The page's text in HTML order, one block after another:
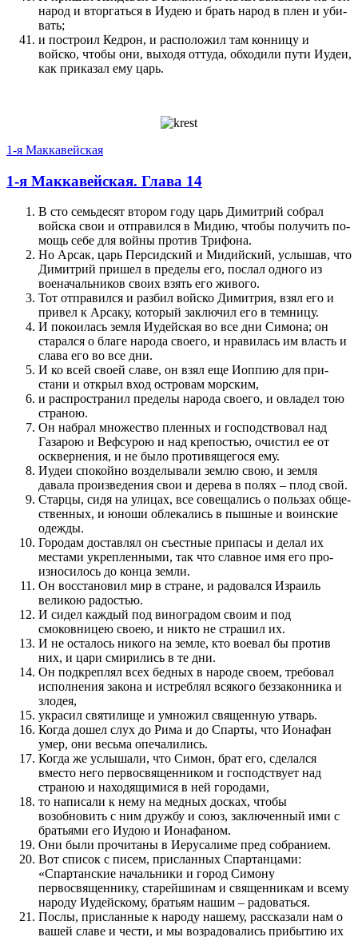
народ и вторгаться в Иудею и брать народ в плен и уби­
вать;
и по­стро­ил Кедрон, и расположил там кон­ницу и
войско, чтобы они, выходя оттуда, обходили пути Иудеи,
как при­ка­за­л ему царь.
1-я Маккавейская
1-я Маккавейская. Глава 14
В сто семьдесят втором году царь Димитрий собрал
войска свои и отправил­ся в Мидию, чтобы по­лучить по­
мощь себе для войны про­тив Трифона.
Но Арсак, царь Персидский и Мидийский, услы­шав, что
Димитрий при­шел в пред­елы его, по­слал одного из
военачальников сво­их взять его живого.
Тот отправил­ся и раз­бил войско Димитрия, взял его и
при­вел к Арсаку, который заключил его в темницу.
И по­ко­илась земля Иудейская во все дни Симона; он
старал­ся о благе народа своего, и нравилась им власть и
слава его во все дни.
И ко всей своей славе, он взял еще Иоппию для при­
стани и открыл вход островам морским,
и распространил пред­елы народа своего, и овладел тою
страною.
Он набрал множе­с­т­во плен­ных и го­с­по­д­с­т­во­вал над
Газарою и Вефсурою и над крепостью, очистил ее от
оскверне­ния, и не было про­тивящегося ему.
Иудеи спокойно воз­делывали землю свою, и земля
давала про­изведе­ния свои и дерева в по­лях – плод свой.
Старцы, сидя на улицах, все совещались о по­льзах обще­
с­т­вен­ных, и юноши облекались в пышные и во­инские
одежды.
Городам доставлял он съест­ные при­пасы и делал их
местами укреплен­ными, так что славное имя его про­
износилось до конца земли.
Он восстановил мир в стране, и радовал­ся Израиль
великою радостью.
И сидел каждый под виноградом сво­им и под
смоковницею своею, и никто не страшил их.
И не осталось никого на земле, кто воевал бы про­тив
них, и цари смирились в те дни.
Он подкреплял всех бедных в народе своем, требовал
исполне­ния закона и истреблял всякого беззакон­ника и
злодея,
украсил святилище и умножил священ­ную утварь.
Когда дошел слух до Рима и до Спарты, что Ионафан
умер, они весьма опечалились.
Когда же услы­шали, что Симон, брат его, сделал­ся
вместо него первосвящен­ником и го­с­по­д­с­т­ву­ет над
страною и находящимися в ней городами,
то написали к нему на медных досках, чтобы
возобновить с ним дружбу и союз, заключен­ный ими с
братьями его Иудою и Ионафаном.
Они были про­читаны в Иерусалиме пред собра­ни­ем.
Вот список с писем, при­слан­ных Спартанцами:
«Спартанские начальники и город Симону
первосвящен­нику, старей­шинам и священ­никам и всему
народу Иудейскому, братьям нашим – радо­ваться.
Послы­, при­слан­ные к народу нашему, рас­ска­за­ли нам о
вашей славе и чести, и мы воз­радовались при­бытию их